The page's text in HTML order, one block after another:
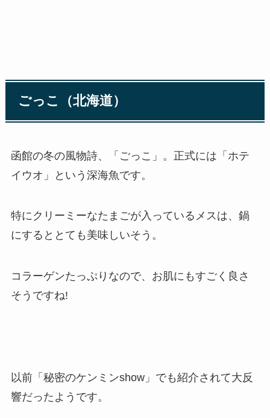
ごっこ（北海道）
函館の冬の風物詩、「ごっこ」。正式には「ホテ
イウオ」という深海魚です。
特にクリーミーなたまごが入っているメスは、鍋
にするととても美味しいそう。
コラーゲンたっぷりなので、お肌にもすごく良さ
そうですね!
以前「秘密のケンミンshow」でも紹介されて大反
響だったようです。